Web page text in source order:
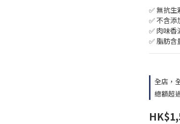
✅ 無抗生
✅ 不含添
✅ 肉味香
✅ 脂肪
全店，
總額超